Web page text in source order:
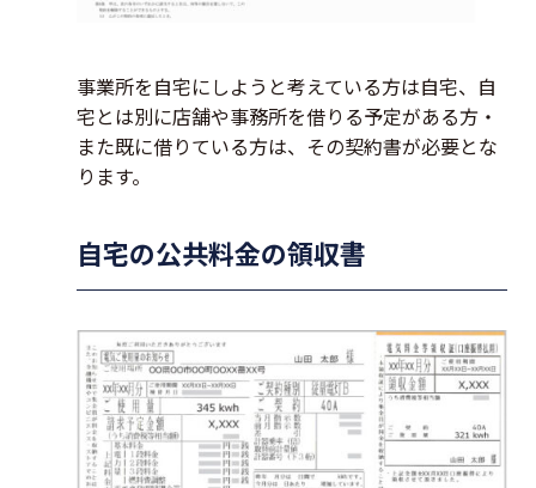
事業所を自宅にしようと考えている方は自宅、自
宅とは別に店舗や事務所を借りる予定がある方・
また既に借りている方は、その契約書が必要とな
ります。
自宅の公共料金の領収書